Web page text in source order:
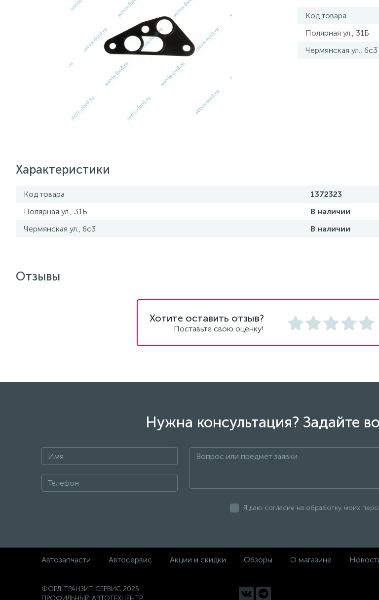
Код товара
Полярная ул., 31Б
Чермянская ул., 6с3
Характеристики
Код товара
1372323
Полярная ул., 31Б
В наличии
Чермянская ул., 6с3
В наличии
Отзывы
Хотите оставить отзыв?
Поставьте свою оценку!
с 2011 1799006
Не указана цена
Transit с 2014 2289077 / 1817596 /
BK217A543BC JMC
Не указана цена
ФМ с